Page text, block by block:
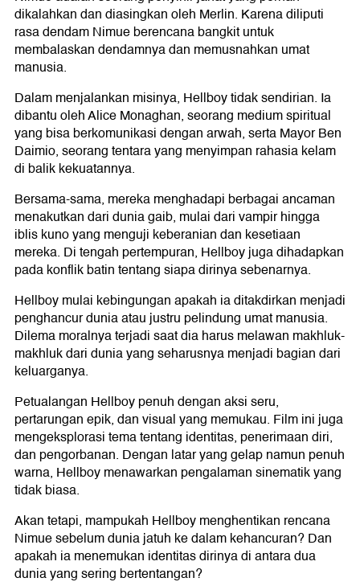
dikalahkan dan diasingkan oleh Merlin. Karena diliputi
rasa dendam Nimue berencana bangkit untuk
membalaskan dendamnya dan memusnahkan umat
manusia.
Dalam menjalankan misinya, Hellboy tidak sendirian. Ia
dibantu oleh Alice Monaghan, seorang medium spiritual
yang bisa berkomunikasi dengan arwah, serta Mayor Ben
Daimio, seorang tentara yang menyimpan rahasia kelam
di balik kekuatannya.
Bersama-sama, mereka menghadapi berbagai ancaman
menakutkan dari dunia gaib, mulai dari vampir hingga
iblis kuno yang menguji keberanian dan kesetiaan
mereka. Di tengah pertempuran, Hellboy juga dihadapkan
pada konflik batin tentang siapa dirinya sebenarnya.
Hellboy mulai kebingungan apakah ia ditakdirkan menjadi
penghancur dunia atau justru pelindung umat manusia.
Dilema moralnya terjadi saat dia harus melawan makhluk-
makhluk dari dunia yang seharusnya menjadi bagian dari
keluarganya.
Petualangan Hellboy penuh dengan aksi seru,
pertarungan epik, dan visual yang memukau. Film ini juga
mengeksplorasi tema tentang identitas, penerimaan diri,
dan pengorbanan. Dengan latar yang gelap namun penuh
warna, Hellboy menawarkan pengalaman sinematik yang
tidak biasa.
Akan tetapi, mampukah Hellboy menghentikan rencana
Nimue sebelum dunia jatuh ke dalam kehancuran? Dan
apakah ia menemukan identitas dirinya di antara dua
dunia yang sering bertentangan?